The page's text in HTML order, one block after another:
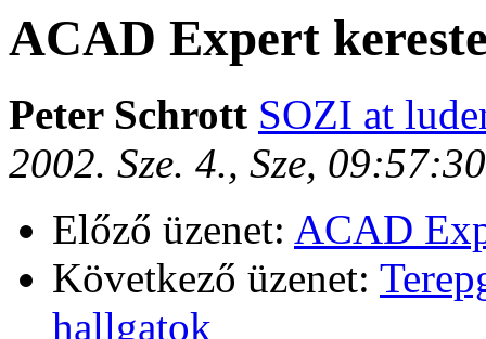
ACAD Expert
Peter Schrott SOZI at
2002. Sze. 4., Sze,
Előző üzenet: ACAD
Következő üzenet:
hallgatok